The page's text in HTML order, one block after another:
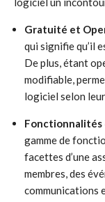
Gratuité et
qui signifie qu’il
De plus, étant
modifiable,
logiciel selon
Fonctionnalités
gamme de
facettes d’une
membres, des
communications